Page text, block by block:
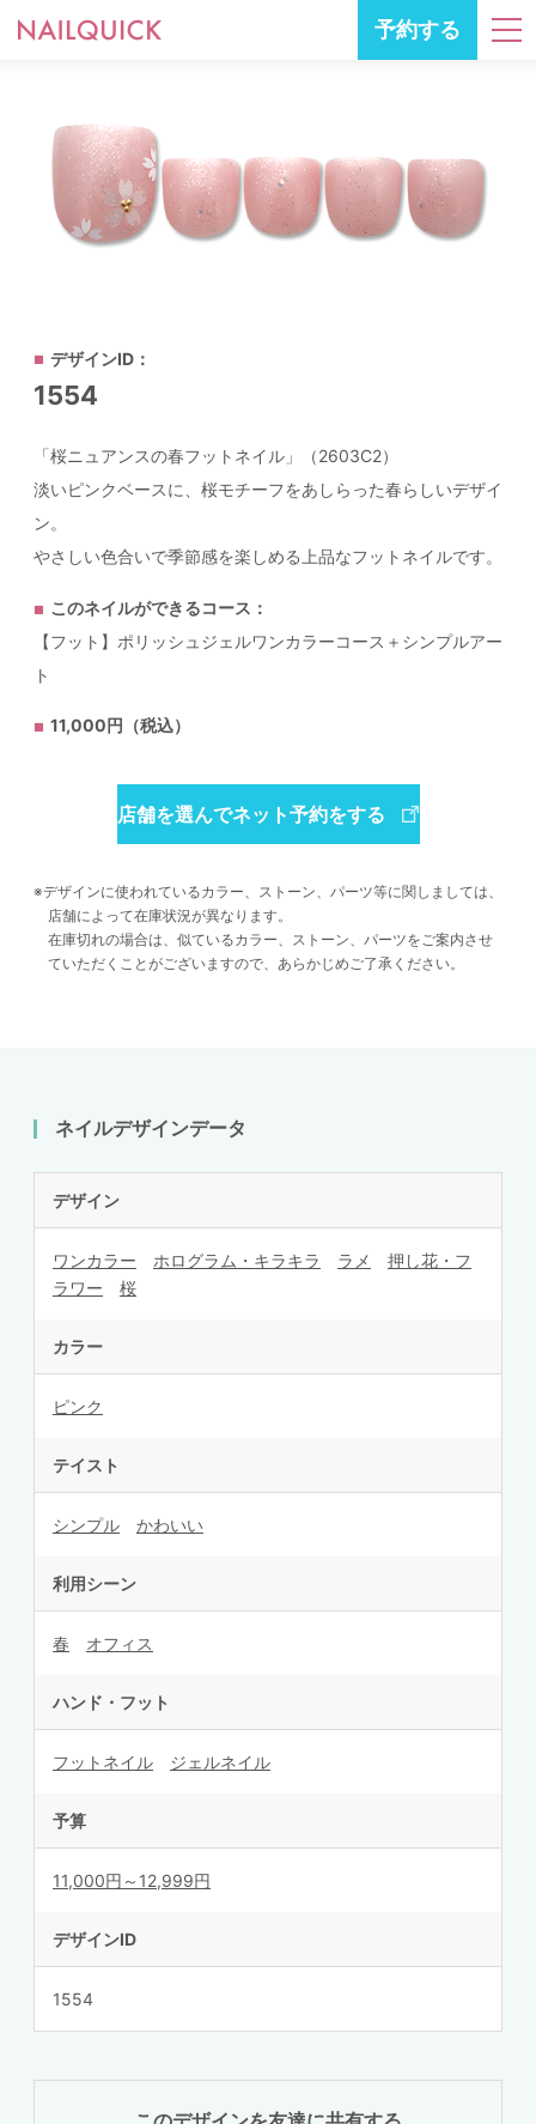
予約する
デザインID：
1554
「桜ニュアンスの春フットネイル」（2603C2）
淡いピンクベースに、桜モチーフをあしらった春らしいデザイ
ン。
やさしい色合いで季節感を楽しめる上品なフットネイルです。
このネイルができるコース：
【フット】ポリッシュジェルワンカラーコース＋シンプルアー
ト
11,000円（税込）
店舗を選んでネット予約をする
デザインに使われているカラー、ストーン、パーツ等に関しましては、
店舗によって在庫状況が異なります。
在庫切れの場合は、似ているカラー、ストーン、パーツをご案内させ
ていただくことがございますので、あらかじめご了承ください。
ネイルデザインデータ
デザイン
ワンカラー ホログラム・キラキラ ラメ
押し花・フ
ラワー
桜
カラー
ピンク
テイスト
シンプル かわいい
利用シーン
春 オフィス
ハンド・フット
フットネイル ジェルネイル
予算
11,000円～12,999円
デザインID
1554